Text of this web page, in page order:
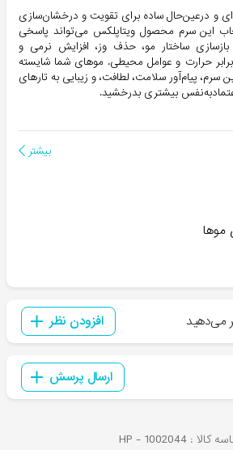
و درعین‌حال ساده برای تقویت و درخشان‌سازی
موهای خود هستید، انتخاب این سرم محصول ‎ویتاپلکس می‌تواند پاسخی
بازسازی ساختار مو، حذف وز، افزایش نرمی و
حرارت و عوامل محیطی. موهای شما شایسته
سرم، پیام‌آور سلامت، لطافت، و زیبایی به تارهای
بیشتری بدرخشید.
بیشتر
می‌دهید افزودن نظر
ارسال پرسش
کالا : HP - 1002044